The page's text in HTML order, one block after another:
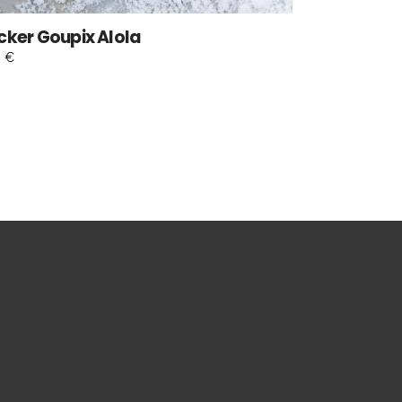
Goupix Alola
€